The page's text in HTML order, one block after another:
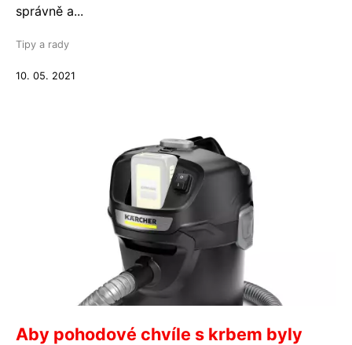
správně a...
Tipy a rady
10. 05. 2021
Aby pohodové chvíle s krbem byly